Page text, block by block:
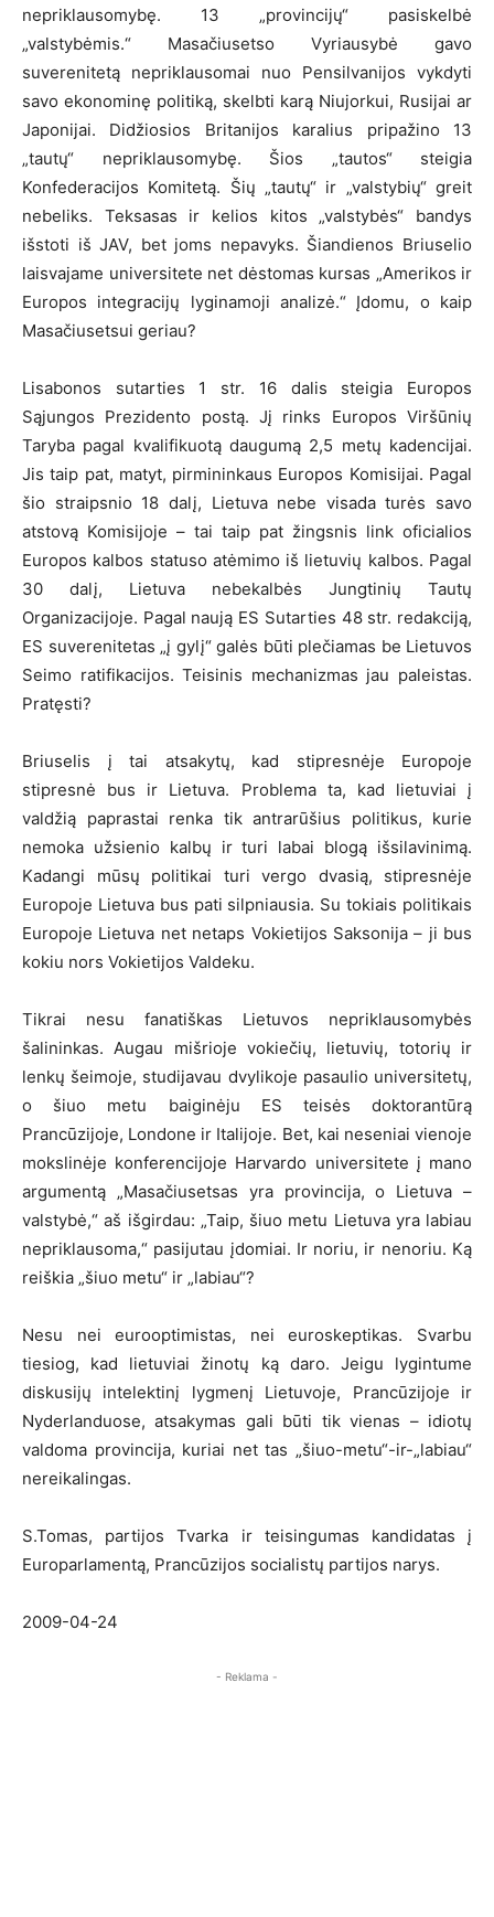
nepriklausomybę. 13 „provincijų“ pasiskelbė
„valstybėmis.“ Masačiusetso Vyriausybė gavo
suverenitetą nepriklausomai nuo Pensilvanijos vykdyti
savo ekonominę politiką, skelbti karą Niujorkui, Rusijai ar
Japonijai. Didžiosios Britanijos karalius pripažino 13
„tautų“ nepriklausomybę. Šios „tautos“ steigia
Konfederacijos Komitetą. Šių „tautų“ ir „valstybių“ greit
nebeliks. Teksasas ir kelios kitos „valstybės“ bandys
išstoti iš JAV, bet joms nepavyks. Šiandienos Briuselio
laisvajame universitete net dėstomas kursas „Amerikos ir
Europos integracijų lyginamoji analizė.“ Įdomu, o kaip
Masačiusetsui geriau?
Lisabonos sutarties 1 str. 16 dalis steigia Europos
Sąjungos Prezidento postą. Jį rinks Europos Viršūnių
Taryba pagal kvalifikuotą daugumą 2,5 metų kadencijai.
Jis taip pat, matyt, pirmininkaus Europos Komisijai. Pagal
šio straipsnio 18 dalį, Lietuva nebe visada turės savo
atstovą Komisijoje – tai taip pat žingsnis link oficialios
Europos kalbos statuso atėmimo iš lietuvių kalbos. Pagal
30 dalį, Lietuva nebekalbės Jungtinių Tautų
Organizacijoje. Pagal naują ES Sutarties 48 str. redakciją,
ES suverenitetas „į gylį“ galės būti plečiamas be Lietuvos
Seimo ratifikacijos. Teisinis mechanizmas jau paleistas.
Pratęsti?
Briuselis į tai atsakytų, kad stipresnėje Europoje
stipresnė bus ir Lietuva. Problema ta, kad lietuviai į
valdžią paprastai renka tik antrarūšius politikus, kurie
nemoka užsienio kalbų ir turi labai blogą išsilavinimą.
Kadangi mūsų politikai turi vergo dvasią, stipresnėje
Europoje Lietuva bus pati silpniausia. Su tokiais politikais
Europoje Lietuva net netaps Vokietijos Saksonija – ji bus
kokiu nors Vokietijos Valdeku.
Tikrai nesu fanatiškas Lietuvos nepriklausomybės
šalininkas. Augau mišrioje vokiečių, lietuvių, totorių ir
lenkų šeimoje, studijavau dvylikoje pasaulio universitetų,
o šiuo metu baiginėju ES teisės doktorantūrą
Prancūzijoje, Londone ir Italijoje. Bet, kai neseniai vienoje
mokslinėje konferencijoje Harvardo universitete į mano
argumentą „Masačiusetsas yra provincija, o Lietuva –
valstybė,“ aš išgirdau: „Taip, šiuo metu Lietuva yra labiau
nepriklausoma,“ pasijutau įdomiai. Ir noriu, ir nenoriu. Ką
reiškia „šiuo metu“ ir „labiau“?
Nesu nei eurooptimistas, nei euroskeptikas. Svarbu
tiesiog, kad lietuviai žinotų ką daro. Jeigu lygintume
diskusijų intelektinį lygmenį Lietuvoje, Prancūzijoje ir
Nyderlanduose, atsakymas gali būti tik vienas – idiotų
valdoma provincija, kuriai net tas „šiuo-metu“-ir-„labiau“
nereikalingas.
S.Tomas, partijos Tvarka ir teisingumas kandidatas į
Europarlamentą, Prancūzijos socialistų partijos narys.
2009-04-24
- Reklama -